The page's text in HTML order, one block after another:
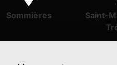
Sommières
Saint-